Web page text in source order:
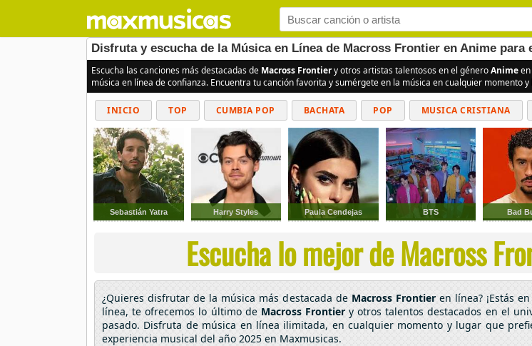
Disfruta y escucha de la Música en Línea de Macross Frontier en Anime para
Escucha las canciones más destacadas de Macross Frontiery otros artistas talentosos en el géneroAnime
música en línea de confianza. Encuentra tu canción favorita y sumérgete en la música en cualquier momento y
INICIO TOP CUMBIA POP BACHATA POP MUSICA CRISTIANA
CUMBIAS
Sebastián Yatra Harry Styles Paula Cendejas BTS Bad
Escucha lo mejor de Macross
¿Quieres disfrutar de la música más destacada de Macross Frontieren línea? ¡Estás
línea, te ofrecemos lo último de Macross Frontiery otros talentos destacados en el
pasado. Disfruta de música en línea ilimitada, en cualquier momento y lugar que
experiencia musical del año 2025 en Maxmusicas.